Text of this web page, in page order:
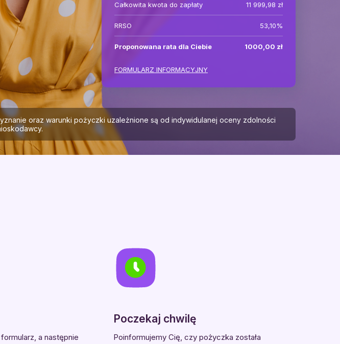
Całkowita kwota do zapłaty 11 999,98 zł
RRSO 53,10%
Proponowana rata dla Ciebie 1000,00 zł
FORMULARZ INFORMACYJNY
oraz warunki pożyczki uzależnione są od indywidulanej oceny zdolności
a następnie
Poczekaj chwilę
Poinformujemy Cię, czy pożyczka została